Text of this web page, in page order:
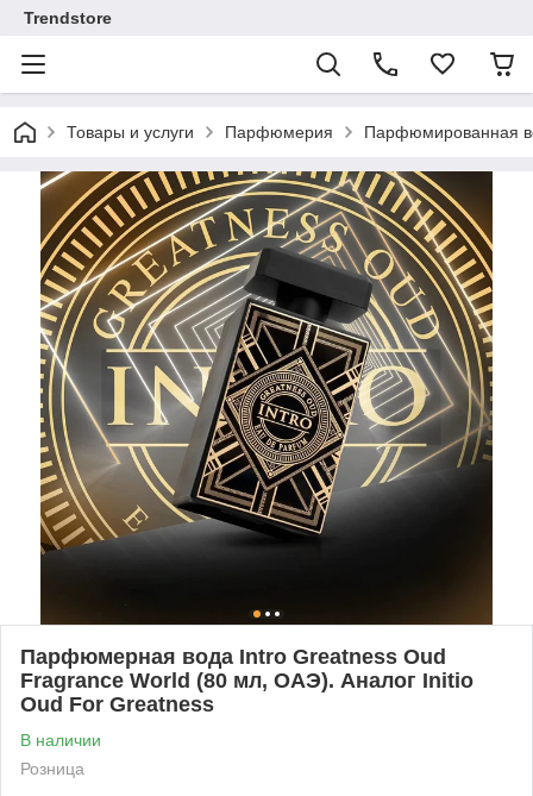
Trendstore
Товары и услуги Парфюмерия Парфюмированная
Парфюмерная вода Intro Greatness Oud
Fragrance World (80 мл, ОАЭ). Аналог Initio
Oud For Greatness
В наличии
Розница